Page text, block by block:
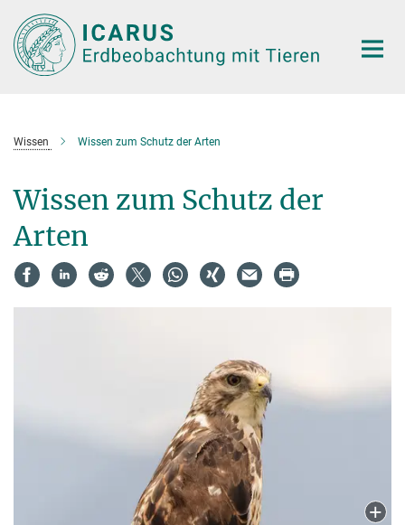
Hauptinhalt
Wissen Wissen zum Schutz der Arten
Wissen zum Schutz der
Arten